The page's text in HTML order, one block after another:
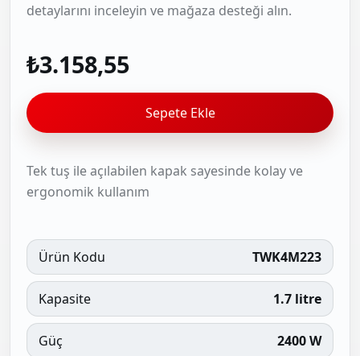
detaylarını inceleyin ve mağaza desteği alın.
₺3.158,55
Sepete Ekle
Tek tuş ile açılabilen kapak sayesinde kolay ve
ergonomik kullanım
Ürün Kodu TWK4M223
Kapasite 1.7 litre
Güç 2400 W